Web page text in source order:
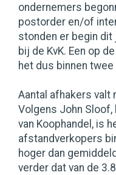
ondernemers
postorder en/of
stonden er begin
bij de KvK. Een op
het dus binnen
Aantal afhakers valt
Volgens John
van Koophandel, is
afstandverkopers
hoger dan
verder dat van de